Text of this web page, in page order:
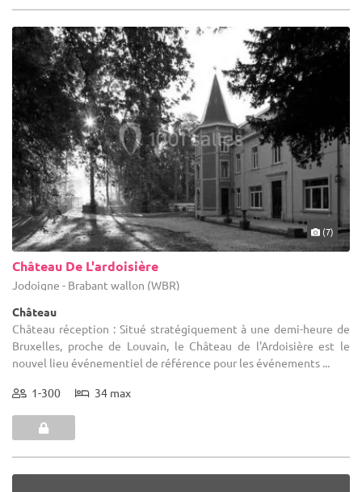
(7)
Château De L'ardoisière
Jodoigne - Brabant wallon (WBR)
Château
Château réception : Situé stratégiquement à une demi-heure de
Bruxelles, proche de Louvain, le Château de l'Ardoisière est le
nouvel lieu événementiel de référence pour les événements ...
1-300 34 max